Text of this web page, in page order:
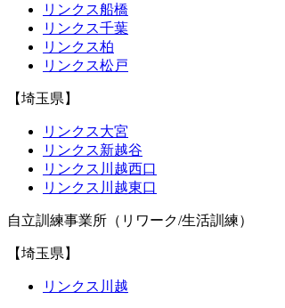
リンクス船橋
リンクス千葉
リンクス柏
リンクス松戸
【埼玉県】
リンクス大宮
リンクス新越谷
リンクス川越西口
リンクス川越東口
自立訓練事業所（リワーク/生活訓練）
【埼玉県】
リンクス川越